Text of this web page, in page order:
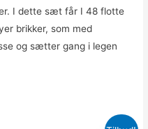
I dette sæt får I 48 flotte
brikker, som med
og sætter gang i legen